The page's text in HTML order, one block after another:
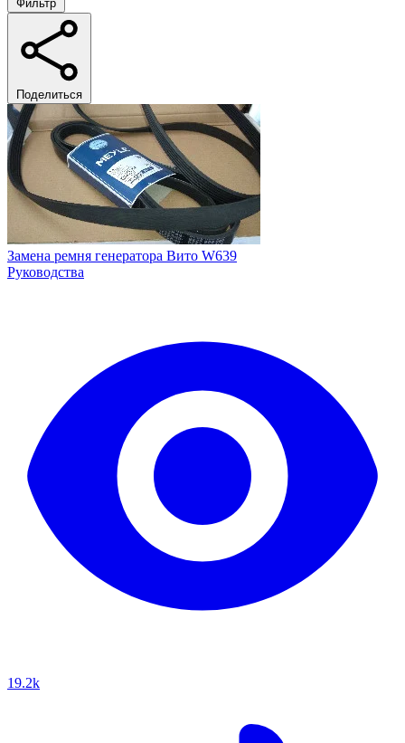
Фильтр
Поделиться
Замена ремня генератора Вито W639
Руководства
19.2k